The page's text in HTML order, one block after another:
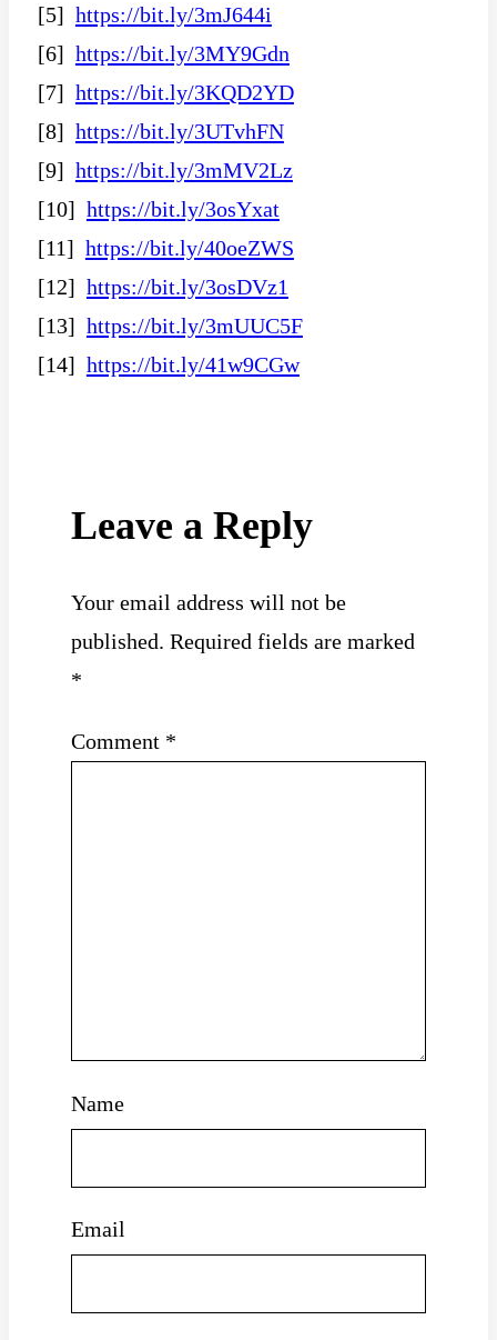
[5] https://bit.ly/3mJ644i
[6] https://bit.ly/3MY9Gdn
[7] https://bit.ly/3KQD2YD
[8] https://bit.ly/3UTvhFN
[9] https://bit.ly/3mMV2Lz
[10] https://bit.ly/3osYxat
[11] https://bit.ly/40oeZWS
[12] https://bit.ly/3osDVz1
[13] https://bit.ly/3mUUC5F
[14] https://bit.ly/41w9CGw
Leave a Reply
Your email address will not be
published. Required fields are marked
*
Comment *
Name
Email